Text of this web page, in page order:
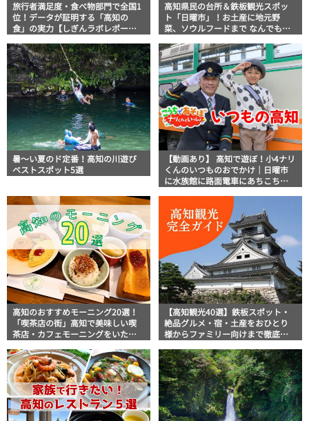
旅行者満足度・食べ物部門で全国1
位！データが証明する「高知の
食」の実力【しぎんラボレポー
高知県民の台所＆鉄板観光スポッ
ト「日曜市」！お土産に地元野
菜、ソウルフードまで なんでもそ
説！
暑～い夏のド定番！高知の川遊び
ベストスポット5選
【動画あり】 高知で遊ぼ！小4ナリ
くんのいつものおでかけ｜日曜市
に水族館に路面電車にあちこち巡
高知のおすすめモーニング20選！
「喫茶店の街」高知で美味しい喫
茶店・カフェモーニングをいただ
【高知観光40選】鉄板スポット・
絶品グルメ・宿・土産をおひとり
様からファミリー向けまで徹底解